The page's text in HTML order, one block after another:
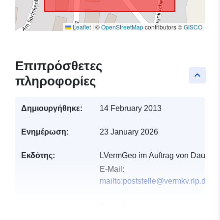
Leaflet | ©OpenStreetMapcontributors ©GISCO
keyboard_arrow_up
Επιπρόσθετες
πληροφορίες
Δημιουργήθηκε: 14 February 2013
Ενημέρωση: 23 January 2026
Εκδότης:
LVermGeo im Auftrag von Daun
E-Mail:
mailto:poststelle@vermkv.rlp.de